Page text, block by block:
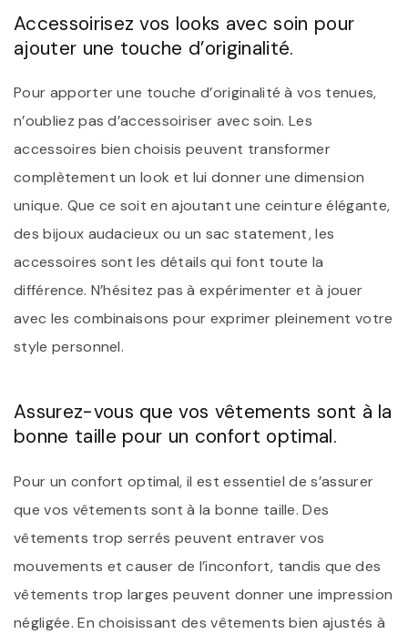
Accessoirisez vos looks avec soin pour
ajouter une touche d’originalité.
Pour apporter une touche d’originalité à vos tenues,
n’oubliez pas d’accessoiriser avec soin. Les
accessoires bien choisis peuvent transformer
complètement un look et lui donner une dimension
unique. Que ce soit en ajoutant une ceinture élégante,
des bijoux audacieux ou un sac statement, les
accessoires sont les détails qui font toute la
différence. N’hésitez pas à expérimenter et à jouer
avec les combinaisons pour exprimer pleinement votre
style personnel.
Assurez-vous que vos vêtements sont à la
bonne taille pour un confort optimal.
Pour un confort optimal, il est essentiel de s’assurer
que vos vêtements sont à la bonne taille. Des
vêtements trop serrés peuvent entraver vos
mouvements et causer de l’inconfort, tandis que des
vêtements trop larges peuvent donner une impression
négligée. En choisissant des vêtements bien ajustés à